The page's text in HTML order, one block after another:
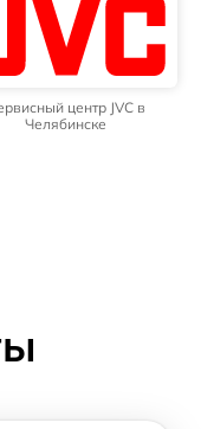
центр JVC в
Челябинске